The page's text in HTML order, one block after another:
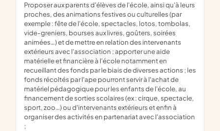
proposer aux parents d'élèves de l'école, ainsi qu'à leurs
proches, des animations festives ou culturelles (par
exemple : fête de l'école, spectacles, lotos, tombolas,
vide-greniers, bourses aux livres, goûters, soirées
animées…) et de mettre en relation des intervenants
extérieurs avec l'association ; apporter une aide
matérielle et financière à l'école notamment en
recueillant des fonds par le biais de diverses actions ; les
fonds récoltés par l'ape pourront servir à l'achat de
matériel pédagogique pour les enfants de l'école, au
financement de sorties scolaires (ex : cirque, spectacle,
sport, zoo…) ou d'intervenants extérieurs et enfin à
organiser des activités en partenariat avec l'association
;